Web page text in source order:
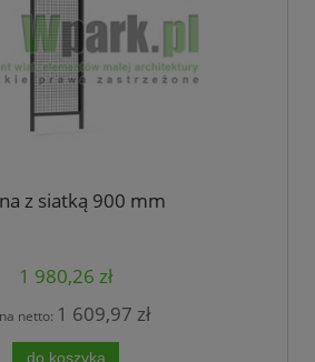
z siatką 900 mm
1 980,26 zł
netto: 1 609,97 zł
do koszyka